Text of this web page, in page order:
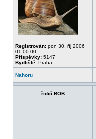
Registrován: pon 30. říj 2006
01:00:00
Příspěvky: 5147
Bydliště: Praha
Nahoru
řidič BOB